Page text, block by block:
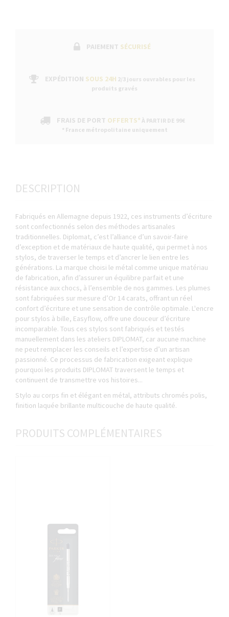
PAIEMENT SÉCURISÉ
EXPÉDITION SOUS 24H 2/3 jours ouvrables pour les
produits gravés
FRAIS DE PORT OFFERTS* À PARTIR DE 99€
* France métropolitaine uniquement
DESCRIPTION
Fabriqués en Allemagne depuis 1922, ces instruments d’écriture
sont confectionnés selon des méthodes artisanales
traditionnelles. Diplomat, c’est l’alliance d’un savoir-faire
d’exception et de matériaux de haute qualité, qui permet à nos
stylos, de traverser le temps et d’ancrer le lien entre les
générations. La marque choisi le métal comme unique matériau
de fabrication, afin d’assurer un équilibre parfait et une
résistance aux chocs, à l’ensemble de nos gammes. Les plumes
sont fabriquées sur mesure d’Or 14 carats, offrant un réel
confort d’écriture et une sensation de contrôle optimale. L'encre
pour stylos à bille, Easyflow, offre une douceur d’écriture
incomparable. Tous ces stylos sont fabriqués et testés
manuellement dans les ateliers DIPLOMAT, car aucune machine
ne peut remplacer les conseils et l’expertise d’un artisan
passionné. Ce processus de fabrication exigeant explique
pourquoi les produits DIPLOMAT traversent le temps et
continuent de transmettre vos histoires...
Stylo au corps fin et élégant en métal, attributs chromés polis,
finition laquée brillante multicouche de haute qualité.
PRODUITS COMPLÉMENTAIRES